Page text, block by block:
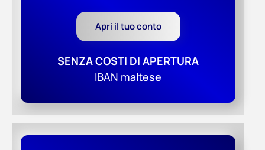
Apri il tuo conto
SENZA COSTI DI APERTURA
IBAN maltese